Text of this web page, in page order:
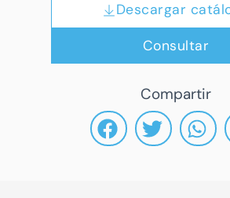
Descargar
Consultar
Compartir